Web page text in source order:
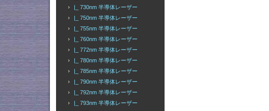
|_ 730nm 半導体レーザー
|_ 750nm 半導体レーザー
|_ 755nm 半導体レーザー
|_ 760nm 半導体レーザー
|_ 772nm 半導体レーザー
|_ 780nm 半導体レーザー
|_ 785nm 半導体レーザー
|_ 790nm 半導体レーザー
|_ 792nm 半導体レーザー
|_ 793nm 半導体レーザー